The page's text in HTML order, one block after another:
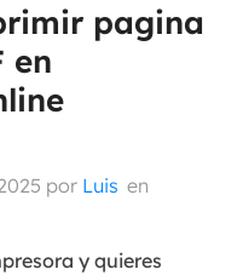
pagina
en
por Luis en
y quieres